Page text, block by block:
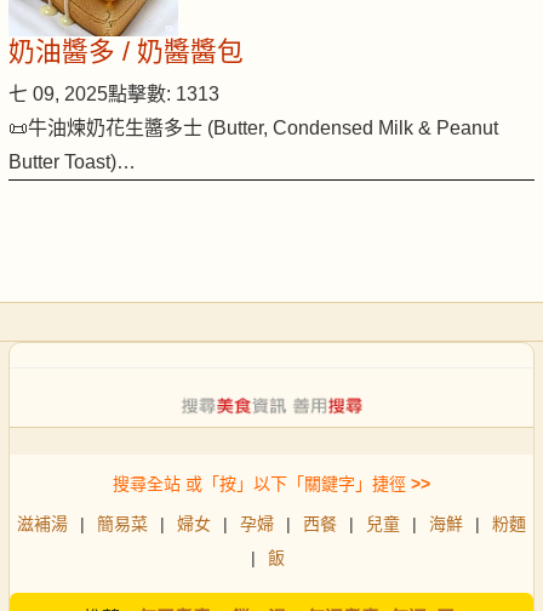
奶油醬多 / 奶醬醬包
七 09, 2025點擊數: 1313
📜牛油煉奶花生醬多士 (Butter, Condensed Milk & Peanut
Butter Toast)…
搜尋全站 或「按」以下「關鍵字」捷徑 >>
滋補湯 | 簡易菜 | 婦女 | 孕婦 | 西餐 | 兒童 | 海鮮 |
粉麵
|
飯